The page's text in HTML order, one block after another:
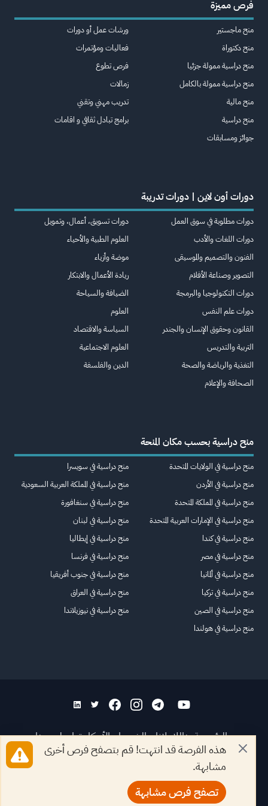
هذه الفرصة قد انتهت! قم بتصفح فرص أخرى
مشابهة.
تصفح فرص مشابهة
فرص مميزة
منح ماجستير
منح دكتوراة
منح دراسية ممولة جزئيا
منح دراسية ممولة بالكامل
منح مالية
منح دراسية
جوائز ومسابقات
ورشات عمل أو دورات
فعاليات ومؤتمرات
فرص تطوع
زمالات
تدريب مهني وتقني
برامج تبادل ثقافي و اقامات
دورات أون لاين | دورات تدريبة
دورات مطلوبة في سوق العمل
دورات اللغات والأدب
الفنون والتصميم والموسيقى
التصوير وصناعة الأفلام
دورات التكنولوجيا والبرمجة
دورات علم النفس
القانون وحقوق الإنسان والجندر
التربية والتدريس
التغذية والرياضة والصحة
الصحافة والإعلام
دورات تسويق، أعمال، وتمويل
العلوم الطبية والأحياء
موضة وأزياء
ريادة الأعمال والابتكار
الضيافة والسياحة
العلوم
السياسة والاقتصاد
العلوم الاجتماعية
الدين والفلسفة
منح دراسية بحسب مكان المنحة
منح دراسية في الولايات المتحدة
منح دراسية في الأردن
منح دراسية في المملكة المتحدة
منح دراسية في الإمارات العربية المتحدة
منح دراسية في كندا
منح دراسية في مصر
منح دراسية في ألمانيا
منح دراسية في تركيا
منح دراسية في الصين
منح دراسية في هولندا
منح دراسية في سويسرا
منح دراسية في المملكة العربية السعودية
منح دراسية في سنغافورة
منح دراسية في لبنان
منح دراسية في إيطاليا
منح دراسية في فرنسا
منح دراسية في جنوب أفريقيا
منح دراسية في العراق
منح دراسية في نيوزيلاندا
الرئيسيةعناللاعلاناتالشروط والأحكامتواصل معنا
الأسئلة الشائعةخريطة الموقع
جميع الحقوق محفوظة لمنصة فرصة